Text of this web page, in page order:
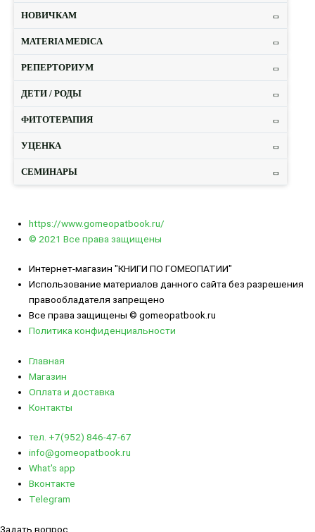
НОВИЧКАМ
MATERIA MEDICA
РЕПЕРТОРИУМ
ДЕТИ / РОДЫ
ФИТОТЕРАПИЯ
УЦЕНКА
СЕМИНАРЫ
https://www.gomeopatbook.ru/
© 2021 Все права защищены
Интернет-магазин "КНИГИ ПО ГОМЕОПАТИИ"
Использование материалов данного сайта без разрешения
правообладателя запрещено
Все права защищены © gomeopatbook.ru
Политика конфиденциальности
Главная
Магазин
Оплата и доставка
Контакты
тел. +7(952) 846-47-67
info@gomeopatbook.ru
What's app
Вконтакте
Telegram
Задать вопрос